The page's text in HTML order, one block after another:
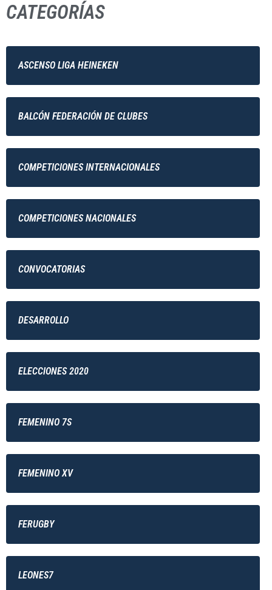
CATEGORÍAS
ASCENSO LIGA HEINEKEN
BALCÓN FEDERACIÓN DE CLUBES
COMPETICIONES INTERNACIONALES
COMPETICIONES NACIONALES
CONVOCATORIAS
DESARROLLO
ELECCIONES 2020
FEMENINO 7S
FEMENINO XV
FERUGBY
LEONES7